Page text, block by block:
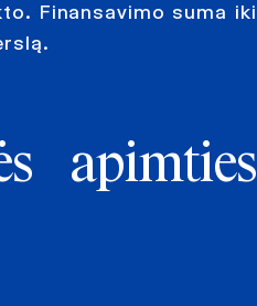
Finansavimo suma iki
apimties